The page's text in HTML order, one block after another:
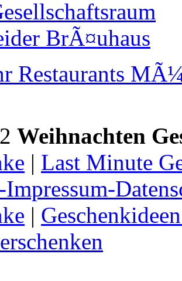
BrÃ¤uhaus
Restaurants
Weihnachten
| Last Minute
|